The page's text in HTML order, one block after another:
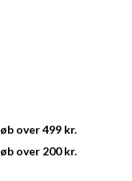
over 499 kr.
over 200 kr.